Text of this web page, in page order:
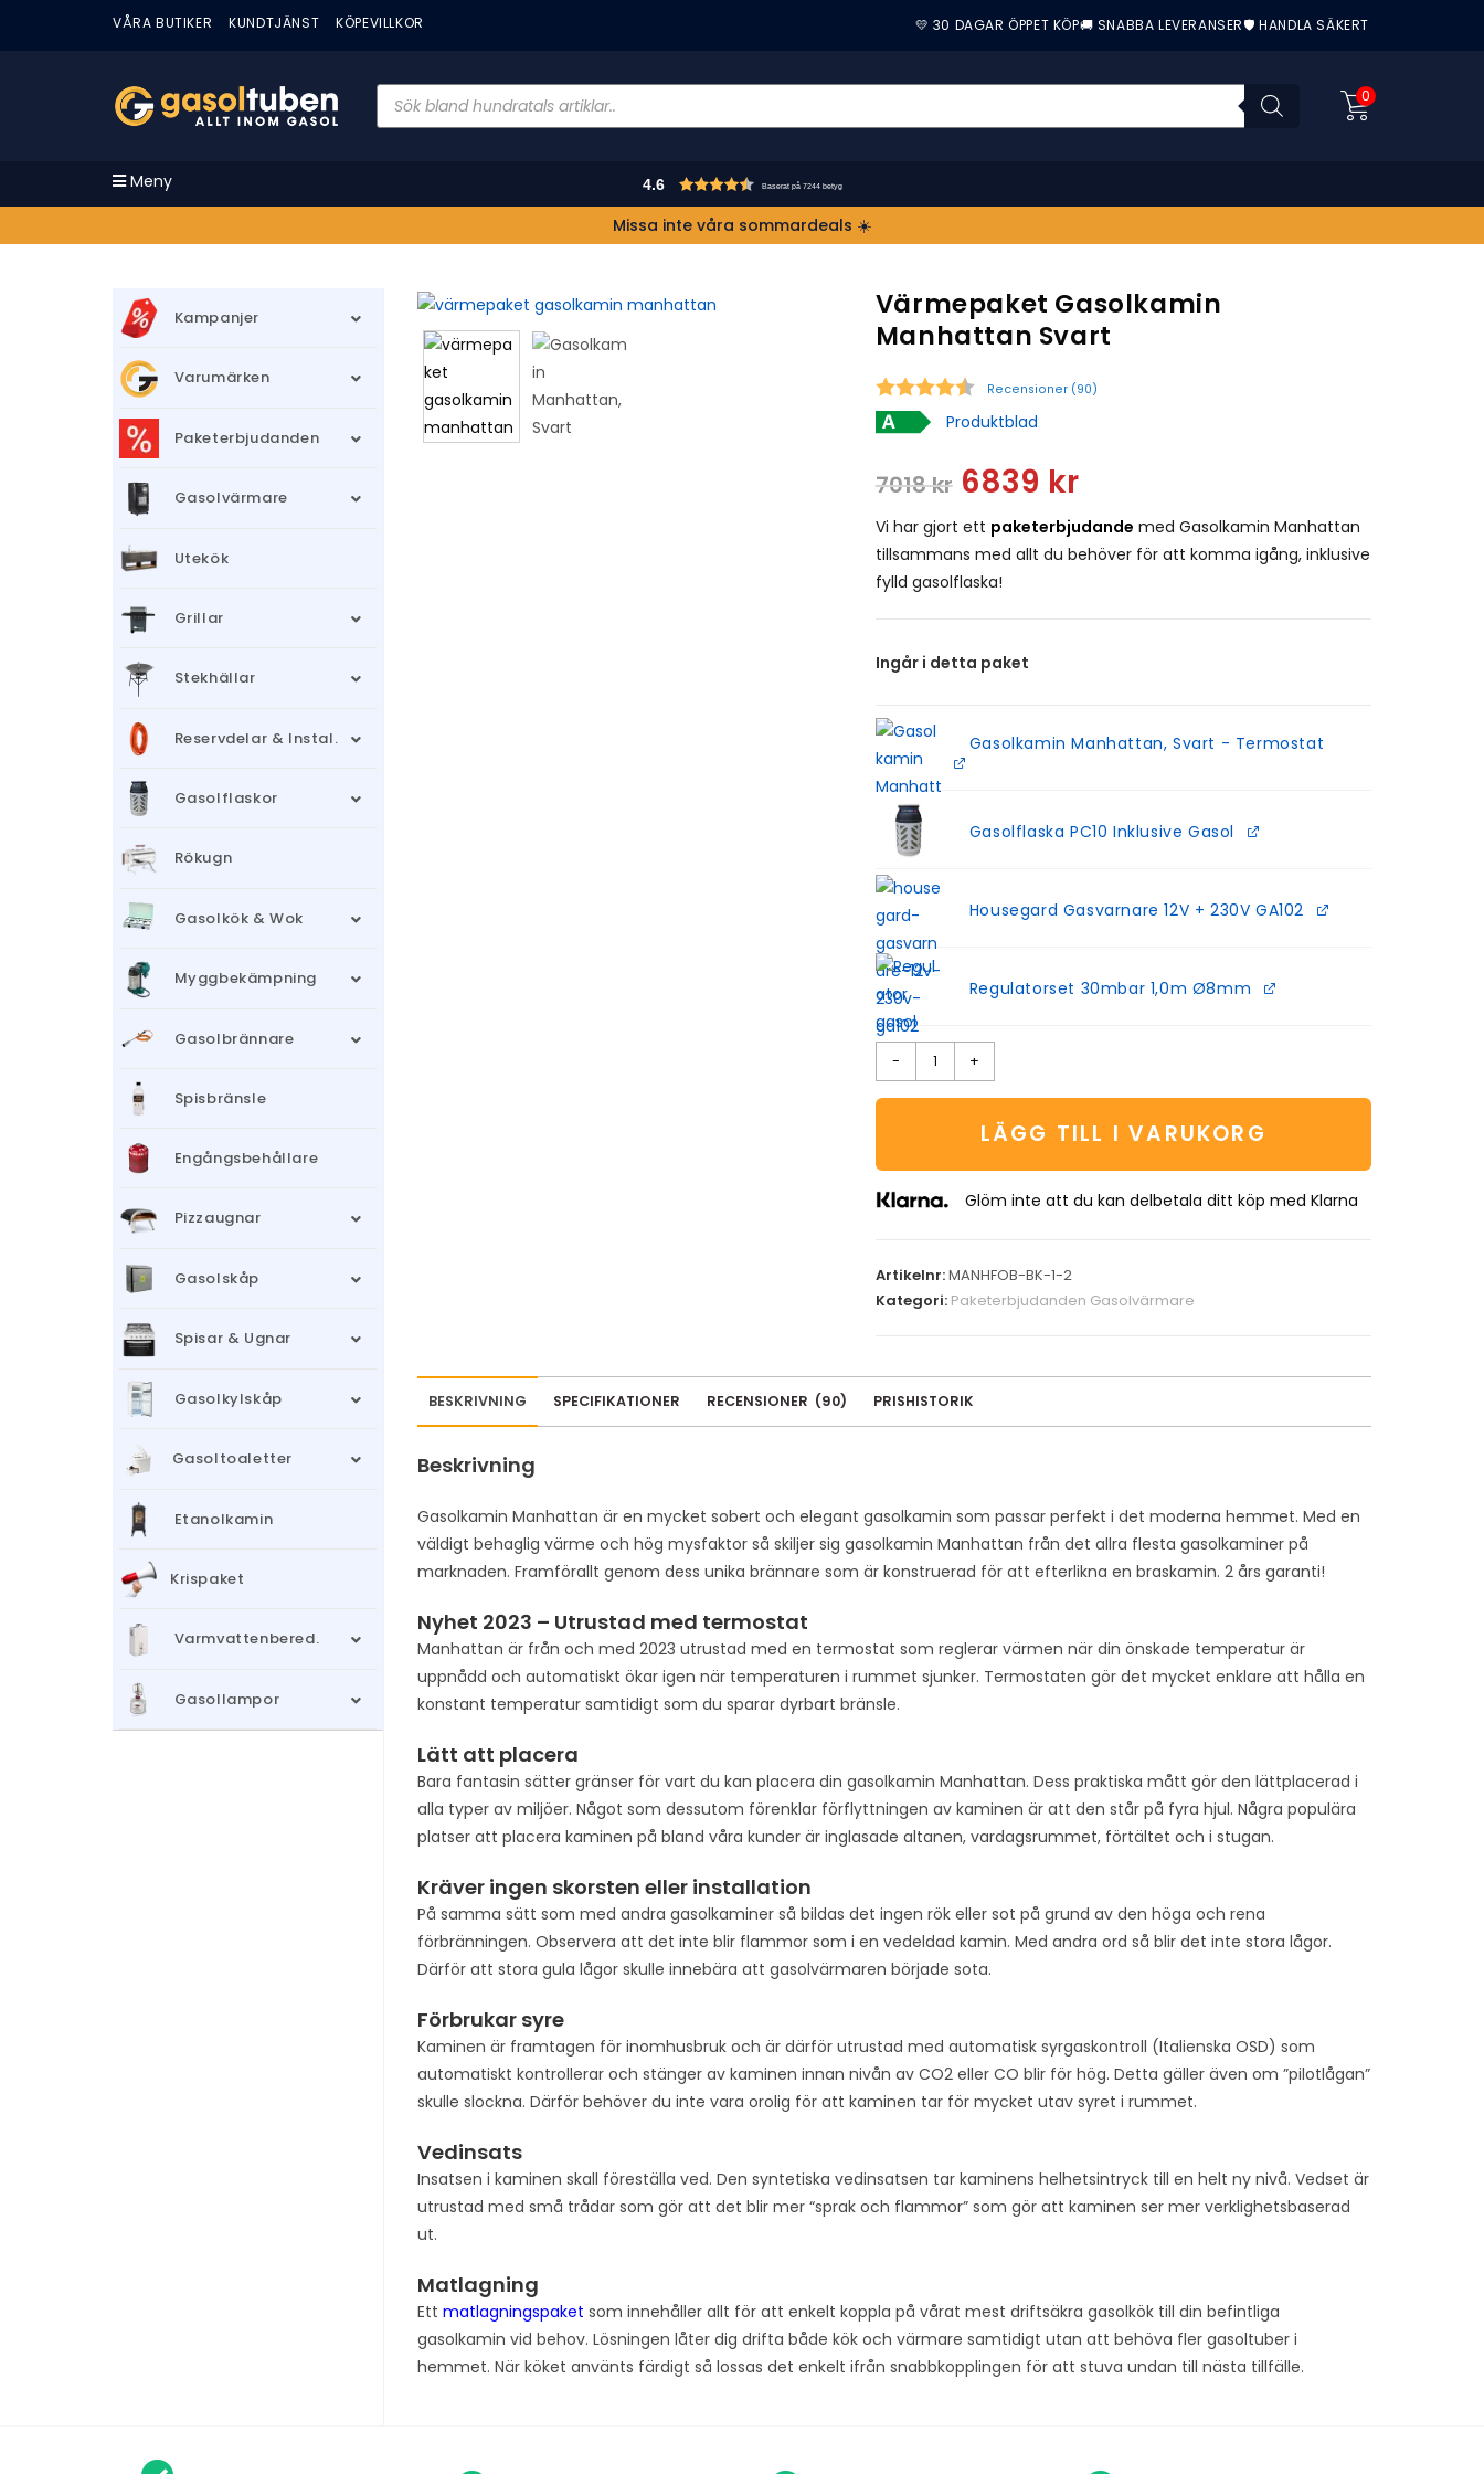
VÅRA BUTIKER KUNDTJÄNST KÖPEVILLKOR 💛 30 DAGAR ÖPPET KÖP🚚 SNABBA LEVERANSER🛡️ HANDLA SÄKERT
0
Meny 4.6 Baserat på 7244 betyg
Missa inte våra sommardeals ☀️
Värmepaket Gasolkamin
Manhattan Svart
Recensioner (90)
Produktblad
7018kr 6839 kr
Vi har gjort ett paketerbjudande med Gasolkamin Manhattan
tillsammans med allt du behöver för att komma igång, inklusive
fylld gasolflaska!
Ingår i detta paket
Gasolkamin Manhattan, Svart - Termostat
Gasolflaska PC10 Inklusive Gasol
Housegard Gasvarnare 12V + 230V GA102
Regulatorset 30mbar 1,0m Ø8mm
- +
LÄGG TILL I VARUKORG
Glöm inte att du kan delbetala ditt köp med Klarna
Artikelnr:MANHFOB-BK-1-2
Kategori: Paketerbjudanden Gasolvärmare
BESKRIVNING SPECIFIKATIONER RECENSIONER (90) PRISHISTORIK
Beskrivning
Gasolkamin Manhattan är en mycket sobert och elegant gasolkamin som passar perfekt i det moderna hemmet. Med en
väldigt behaglig värme och hög mysfaktor så skiljer sig gasolkamin Manhattan från det allra flesta gasolkaminer på
marknaden. Framförallt genom dess unika brännare som är konstruerad för att efterlikna en braskamin. 2 års garanti!
Nyhet 2023 – Utrustad med termostat
Manhattan är från och med 2023 utrustad med en termostat som reglerar värmen när din önskade temperatur är
uppnådd och automatiskt ökar igen när temperaturen i rummet sjunker. Termostaten gör det mycket enklare att hålla en
konstant temperatur samtidigt som du sparar dyrbart bränsle.
Lätt att placera
Bara fantasin sätter gränser för vart du kan placera din gasolkamin Manhattan. Dess praktiska mått gör den lättplacerad i
alla typer av miljöer. Något som dessutom förenklar förflyttningen av kaminen är att den står på fyra hjul. Några populära
platser att placera kaminen på bland våra kunder är inglasade altanen, vardagsrummet, förtältet och i stugan.
Kräver ingen skorsten eller installation
På samma sätt som med andra gasolkaminer så bildas det ingen rök eller sot på grund av den höga och rena
förbränningen. Observera att det inte blir flammor som i en vedeldad kamin. Med andra ord så blir det inte stora lågor.
Därför att stora gula lågor skulle innebära att gasolvärmaren började sota.
Förbrukar syre
Kaminen är framtagen för inomhusbruk och är därför utrustad med automatisk syrgaskontroll (Italienska OSD) som
automatiskt kontrollerar och stänger av kaminen innan nivån av CO2 eller CO blir för hög. Detta gäller även om ”pilotlågan”
skulle slockna. Därför behöver du inte vara orolig för att kaminen tar för mycket utav syret i rummet.
Vedinsats
Insatsen i kaminen skall föreställa ved. Den syntetiska vedinsatsen tar kaminens helhetsintryck till en helt ny nivå. Vedset är
utrustad med små trådar som gör att det blir mer “sprak och flammor” som gör att kaminen ser mer verklighetsbaserad
ut.
Matlagning
Ett matlagningspaket som innehåller allt för att enkelt koppla på vårat mest driftsäkra gasolkök till din befintliga
gasolkamin vid behov. Lösningen låter dig drifta både kök och värmare samtidigt utan att behöva fler gasoltuber i
hemmet. När köket använts färdigt så lossas det enkelt ifrån snabbkopplingen för att stuva undan till nästa tillfälle.
Kampanjer
Varumärken
Paketerbjudanden
Gasolvärmare
Utekök
Grillar
Stekhällar
Reservdelar & Instal.
Gasolflaskor
Rökugn
Gasolkök & Wok
Myggbekämpning
Gasolbrännare
Spisbränsle
Engångsbehållare
Pizzaugnar
Gasolskåp
Spisar & Ugnar
Gasolkylskåp
Gasoltoaletter
Etanolkamin
Krispaket
Varmvattenbered.
Gasollampor